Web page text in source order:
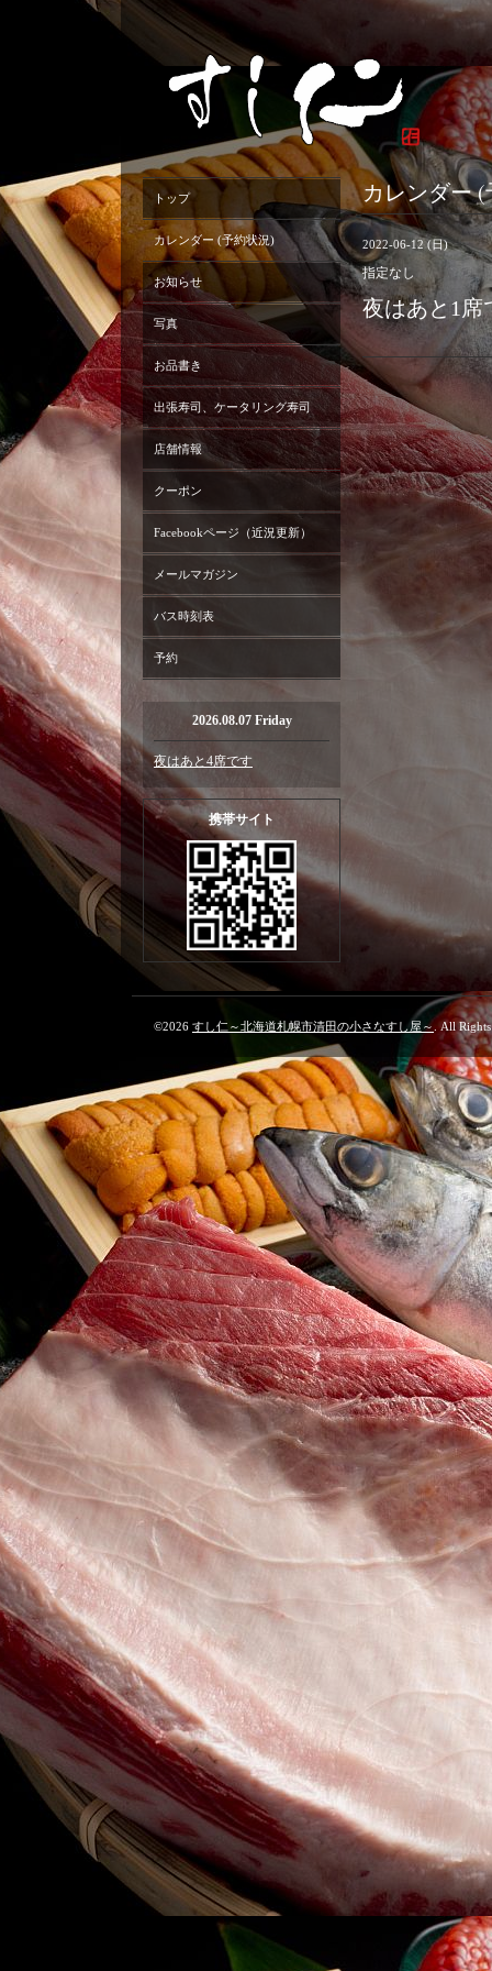
カレンダー
2022-06-12 (日)
指定なし
夜はあと1席
トップ
カレンダー (予約状況)
お知らせ
写真
お品書き
出張寿司、ケータリング寿司
店舗情報
クーポン
Facebookページ（近況更新）
メールマガジン
バス時刻表
予約
2026.08.07 Friday
夜はあと4席です
携帯サイト
©2026 すし仁～北海道札幌市清田の小さなすし屋～ . All